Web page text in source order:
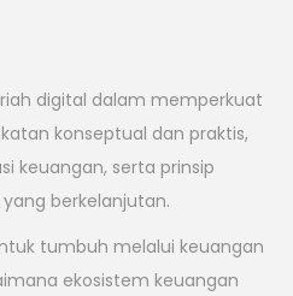
digital dalam memperkuat
konseptual dan praktis,
keuangan, serta prinsip
berkelanjutan.
tumbuh melalui keuangan
ekosistem keuangan